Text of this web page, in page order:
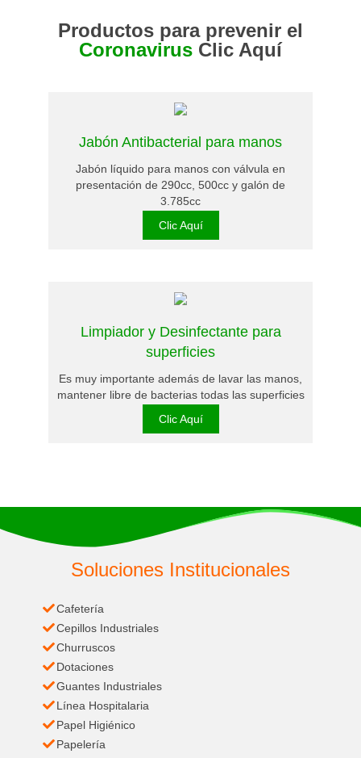
Productos para prevenir el
Coronavirus Clic Aquí
Jabón Antibacterial para manos
Jabón líquido para manos con válvula en
presentación de 290cc, 500cc y galón de
3.785cc
Clic Aquí
Limpiador y Desinfectante para
superficies
Es muy importante además de lavar las manos,
mantener libre de bacterias todas las superficies
Clic Aquí
Soluciones Institucionales
Cafetería
Cepillos Industriales
Churruscos
Dotaciones
Guantes Industriales
Línea Hospitalaria
Papel Higiénico
Papelería